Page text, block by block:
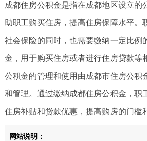
成都住房公积金是指在成都地区设立的
助职工购买住房，提高住房保障水平。
社会保险的同时，也需要缴纳一定比例
金，用于购买住房或者进行住房贷款等
公积金的管理和使用由成都市住房公积
和管理。通过缴纳成都住房公积金，职
住房补贴和贷款优惠，提高购房的门槛
网站说明：